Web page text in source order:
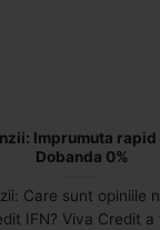
Imprumuta
Dobanda 0%
Care sunt opiniile
IFN? Viva Credit a